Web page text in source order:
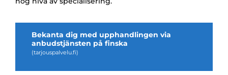
Bekanta dig med upphandlingen via
anbudstjänsten på finska
(tarjouspalvelu.fi)